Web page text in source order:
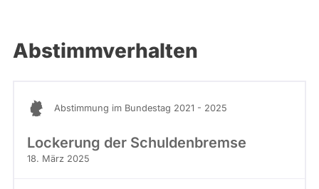
Abstimmverhalten
Abstimmung im Bundestag 2021 - 2025
Lockerung der Schuldenbremse
18. März 2025